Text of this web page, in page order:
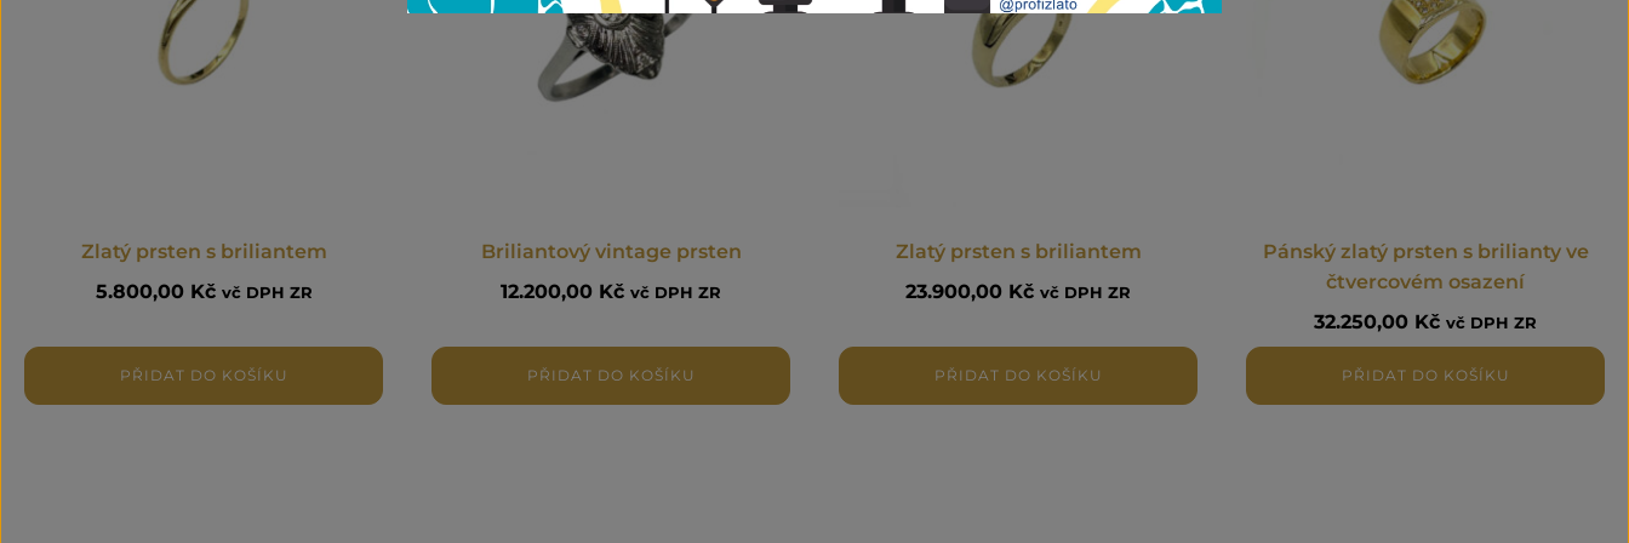
Zlatý prsten s briliantem
5.800,00 Kč vč DPH ZR
PŘIDAT DO KOŠÍKU
Briliantový vintage prsten
12.200,00 Kč vč DPH ZR
PŘIDAT DO KOŠÍKU
Zlatý prsten s briliantem
23.900,00 Kč vč DPH ZR
PŘIDAT DO KOŠÍKU
Pánský zlatý prsten s brilianty ve
čtvercovém osazení
32.250,00 Kč vč DPH ZR
PŘIDAT DO KOŠÍKU